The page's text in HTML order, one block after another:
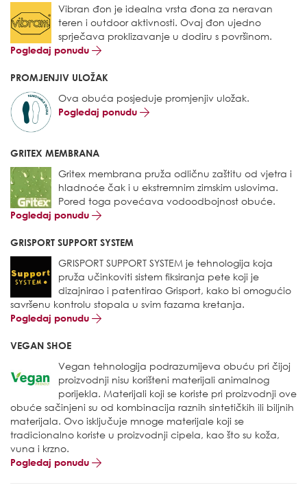
Vibran đon je idealna vrsta đona za neravan
teren i outdoor aktivnosti. Ovaj đon ujedno
sprječava proklizavanje u dodiru s površinom.
Pogledaj ponudu
PROMJENJIV ULOŽAK
Ova obuća posjeduje promjenjiv uložak.
Pogledaj ponudu
GRITEX MEMBRANA
Gritex membrana pruža odličnu zaštitu od vjetra i
hladnoće čak i u ekstremnim zimskim uslovima.
Pored toga povećava vodoodbojnost obuće.
Pogledaj ponudu
GRISPORT SUPPORT SYSTEM
GRISPORT SUPPORT SYSTEM je tehnologija koja
pruža učinkoviti sistem fiksiranja pete koji je
dizajnirao i patentirao Grisport, kako bi omogućio
savršenu kontrolu stopala u svim fazama kretanja.
Pogledaj ponudu
VEGAN SHOE
Vegan tehnologija podrazumijeva obuću pri čijoj
proizvodnji nisu korišteni materijali animalnog
porijekla. Materijali koji se koriste pri proizvodnji ove
obuće sačinjeni su od kombinacija raznih sintetičkih ili biljnih
materijala. Ovo isključuje mnoge materijale koji se
tradicionalno koriste u proizvodnji cipela, kao što su koža,
vuna i krzno.
Pogledaj ponudu